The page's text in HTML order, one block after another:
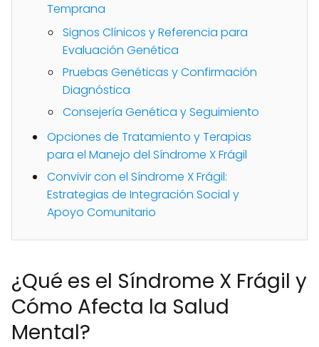
Temprana
Signos Clínicos y Referencia para
Evaluación Genética
Pruebas Genéticas y Confirmación
Diagnóstica
Consejería Genética y Seguimiento
Opciones de Tratamiento y Terapias
para el Manejo del Síndrome X Frágil
Convivir con el Síndrome X Frágil:
Estrategias de Integración Social y
Apoyo Comunitario
¿Qué es el Síndrome X Frágil y
Cómo Afecta la Salud
Mental?